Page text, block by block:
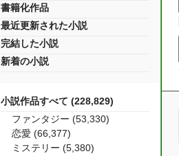
書籍化作品
最近更新された小説
完結した小説
新着の小説
小説作品すべて (228,829)
ファンタジー (53,330)
恋愛 (66,377)
ミステリー (5,380)